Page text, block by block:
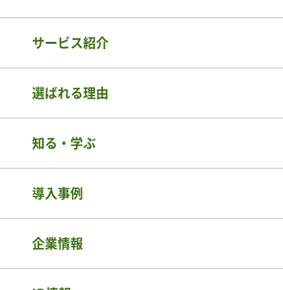
サービス紹介
選ばれる理由
知る・学ぶ
導入事例
企業情報